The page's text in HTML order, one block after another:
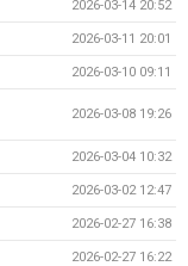
2026-03-14 20:52
2026-03-11 20:01
2026-03-10 09:11
2026-03-08 19:26
2026-03-04 10:32
2026-03-02 12:47
2026-02-27 16:38
2026-02-27 16:22